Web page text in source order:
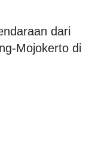
dari
Mojokerto di